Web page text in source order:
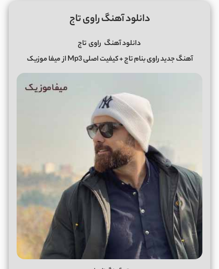
دانلود آهنگ راوی تاج
دانلود آهنگ راویتاج
آهنگ جدید راوی بنام تاج + کیفیت اصلی Mp3 از
میفا موزیک